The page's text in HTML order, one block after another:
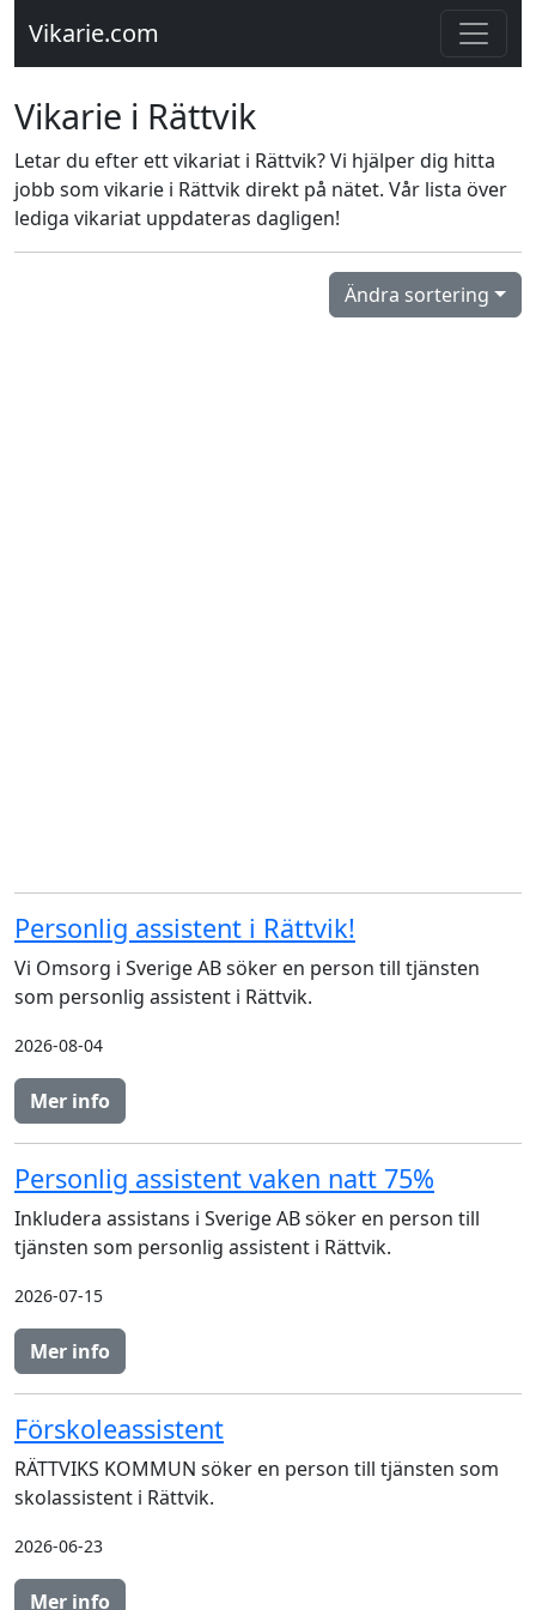
Vikarie.com
Vikarie i Rättvik
Letar du efter ett vikariat i Rättvik? Vi hjälper dig hitta
jobb som vikarie i Rättvik direkt på nätet. Vår lista över
lediga vikariat uppdateras dagligen!
Ändra sortering
Personlig assistent i Rättvik!
Vi Omsorg i Sverige AB söker en person till tjänsten
som personlig assistent i Rättvik.
2026-08-04
Mer info
Personlig assistent vaken natt 75%
Inkludera assistans i Sverige AB söker en person till
tjänsten som personlig assistent i Rättvik.
2026-07-15
Mer info
Förskoleassistent
RÄTTVIKS KOMMUN söker en person till tjänsten som
skolassistent i Rättvik.
2026-06-23
Mer info